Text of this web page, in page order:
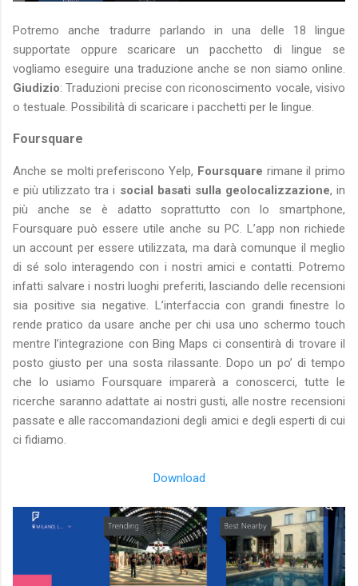
Potremo anche tradurre parlando in una delle 18 lingue
supportate oppure scaricare un pacchetto di lingue se
vogliamo eseguire una traduzione anche se non siamo online.
Giudizio: Traduzioni precise con riconoscimento vocale, visivo
o testuale. Possibilità di scaricare i pacchetti per le lingue.
Foursquare
Anche se molti preferiscono Yelp, Foursquare rimane il primo
e più utilizzato tra i social basati sulla geolocalizzazione, in
più anche se è adatto soprattutto con lo smartphone,
Foursquare può essere utile anche su PC. L’app non richiede
un account per essere utilizzata, ma darà comunque il meglio
di sé solo interagendo con i nostri amici e contatti. Potremo
infatti salvare i nostri luoghi preferiti, lasciando delle recensioni
sia positive sia negative. L’interfaccia con grandi finestre lo
rende pratico da usare anche per chi usa uno schermo touch
mentre l’integrazione con Bing Maps ci consentirà di trovare il
posto giusto per una sosta rilassante. Dopo un po’ di tempo
che lo usiamo Foursquare imparerà a conoscerci, tutte le
ricerche saranno adattate ai nostri gusti, alle nostre recensioni
passate e alle raccomandazioni degli amici e degli esperti di cui
ci fidiamo.
Download